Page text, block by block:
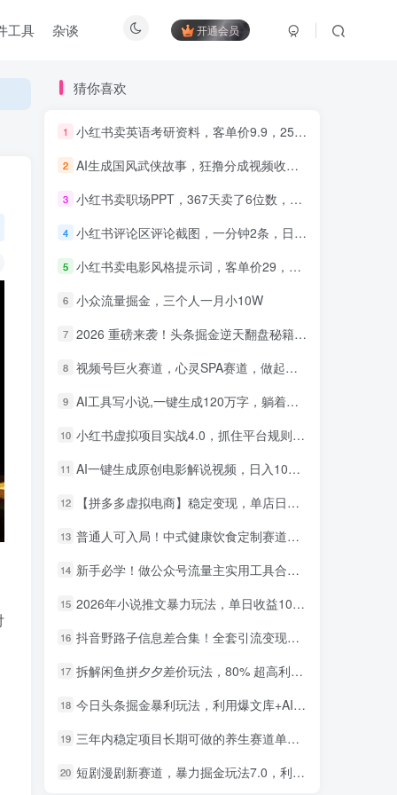
开通会员
工具 杂谈
猜你喜欢
1 小红书卖英语考研资料，客单价9.9，250天卖了16w!
2 AI生成国风武侠故事，狂撸分成视频收益，轻松日入1000+【可多平台分发】！
3 小红书卖职场PPT，367天卖了6位数，从0-1全流程讲解
4 小红书评论区评论截图，一分钟2条，日入几千，多劳多得!
5 小红书卖电影风格提示词，客单价29，50多天卖了790单，小白直接抄作业！
6 小众流量掘金，三个人一月小10W
7 2026 重磅来袭！头条掘金逆天翻盘秘籍，AI 一键打造爆款内容，只需简单复制粘贴，日入 1000 + 轻松实现！
8 视频号巨火赛道，心灵SPA赛道，做起来超简单，每天收益800+！
9 AI工具写小说,一键生成120万字，躺着也能赚，月入2w+！
10 小红书虚拟项目实战4.0，抓住平台规则调整，单店日入500+！
11 AI一键生成原创电影解说视频，日入1000+！
12 【拼多多虚拟电商】稳定变现，单店日利润500+，软件挂机全自动发货，轻松实现月入1w+！
13 普通人可入局！中式健康饮食定制赛道，AI 十分钟做爆款，变现超给力
14 新手必学！做公众号流量主实用工具合集，从选题到变现，一篇搞定（新手必备）
15 2026年小说推文暴力玩法，单日收益1000+，小白看完即可上手
16 抖音野路子信息差合集！全套引流变现玩法，保姆级拆解
17 拆解闲鱼拼夕夕差价玩法，80% 超高利润，日入轻松过千
18 今日头条掘金暴利玩法，利用爆文库+AI辅助，轻松矩阵、当天起号，简单粗暴，日入1000+
19 三年内稳定项目长期可做的养生赛道单条视频收入2200
20 短剧漫剧新赛道，暴力掘金玩法7.0，利用最权威的去重技术，号称单日可收益最高1w+
知识付费5.0，重磅更新 平台
才是王道，长期稳定项目
1 小红书卖英语考研资料，客单价9.9，250天卖了16w!
2 AI生成国风武侠故事，狂撸分成视频收益，轻松日入1000+【可多平台分发】！
3 小红书卖职场PPT，367天卖了6位数，从0-1全流程讲解
4 小红书评论区评论截图，一分钟2条，日入几千，多劳多得!
5 小红书卖电影风格提示词，客单价29，50多天卖了790单，小白直接抄作业！